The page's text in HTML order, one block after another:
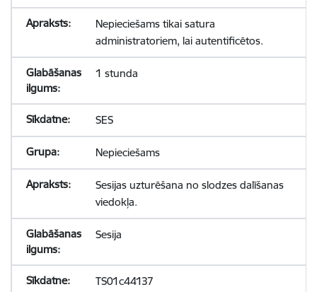
Nepieciešams tikai satura
administratoriem, lai autentificētos.
1 stunda
SES
Nepieciešams
Sesijas uzturēšana no slodzes dalīšanas
viedokļa.
Sesija
TS01c44137